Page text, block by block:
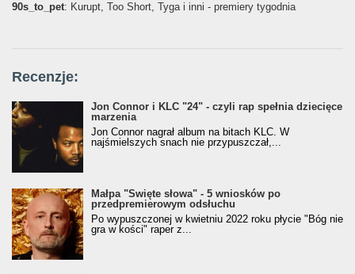
90s_to_pet: Kurupt, Too Short, Tyga i inni - premiery tygodnia
Recenzje:
Jon Connor i KLC "24" - czyli rap spełnia dziecięce
marzenia
Jon Connor nagrał album na bitach KLC. W
najśmielszych snach nie przypuszczał,...
Małpa "Święte słowa" - 5 wniosków po
przedpremierowym odsłuchu
Po wypuszczonej w kwietniu 2022 roku płycie "Bóg nie
gra w kości" raper z...